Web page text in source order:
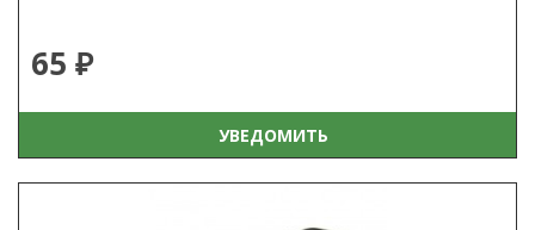
65 ₽
УВЕДОМИТЬ